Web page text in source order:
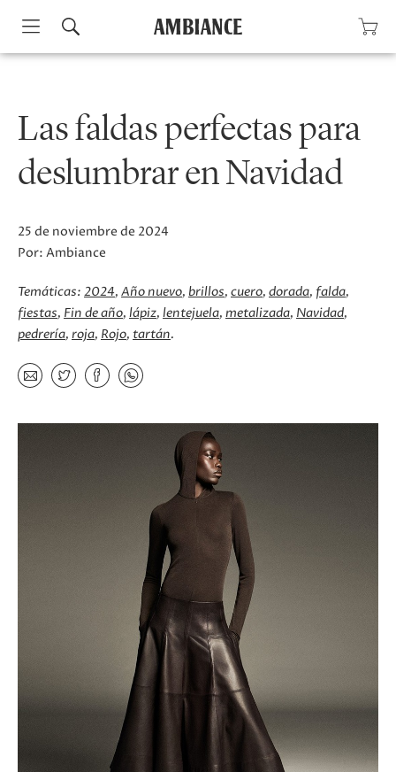
Skip
Las faldas perfectas para
deslumbrar en Navidad
25 de noviembre de 2024
Por: Ambiance
Temáticas: 2024 Año nuevo brillos cuero dorada falda
fiestas Fin de año lápiz lentejuela metalizada Navidad
pedrería roja Rojo tartán